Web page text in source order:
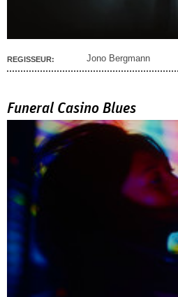
REGISSEUR: Jono Bergmann
Funeral Casino Blues